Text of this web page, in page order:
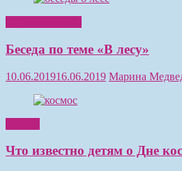
Беседа по теме «В лесу»
10.06.201916.06.2019 Марина
Что известно детям о Дне